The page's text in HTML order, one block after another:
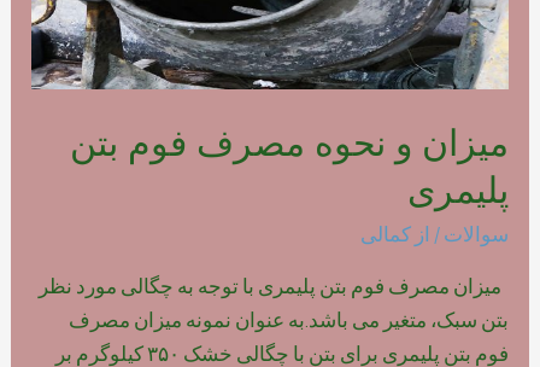
میزان و نحوه مصرف فوم بتن
پلیمری
سوالات / از کمالی
میزان مصرف فوم بتن پلیمری با توجه به چگالی مورد نظر
بتن سبک، متغیر می باشد.به عنوان نمونه میزان مصرف
فوم بتن پلیمری برای بتن با چگالی خشک ۳۵۰ کیلوگرم بر